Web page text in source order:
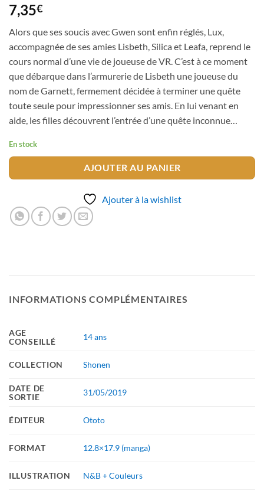
7,35€
Alors que ses soucis avec Gwen sont enfin réglés, Lux,
accompagnée de ses amies Lisbeth, Silica et Leafa, reprend le
cours normal d’une vie de joueuse de VR. C’est à ce moment
que débarque dans l’armurerie de Lisbeth une joueuse du
nom de Garnett, fermement décidée à terminer une quête
toute seule pour impressionner ses amis. En lui venant en
aide, les filles découvrent l’entrée d’une quête inconnue…
En stock
AJOUTER AU PANIER
Ajouter à la wishlist
INFORMATIONS COMPLÉMENTAIRES
AGE
CONSEILLÉ
14 ans
COLLECTION Shonen
DATE DE
SORTIE
31/05/2019
ÉDITEUR Ototo
FORMAT 12.8×17.9 (manga)
ILLUSTRATION N&B + Couleurs